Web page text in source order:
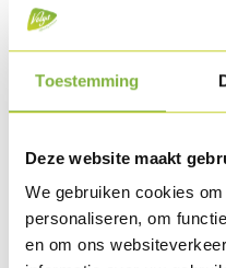
Toestemming
Deze website maakt
We gebruiken cookies
personaliseren, om
en om ons